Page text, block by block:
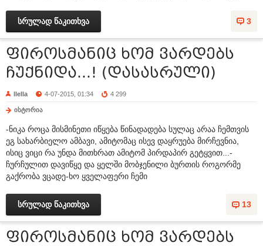
3
სრულად წაკითხვა
ფიროსმანიც ხომ ვარდებს
ჩუქნიდა...! (დასასრული)
llella 4-07-2015, 01:34 4 299
ისტორია
-ნიკა როცა მისმინეთი იწყება წინადადება სულაც არაა ჩემთვის
ეგ სახარბიელო ამბავი, ამიტომაც ისევ დაყრუება მირჩევნია,
ისიც ვიცი რა უნდა მითხრათ ამიტომ პირდაპირ გეტყვით...-
ჩურჩულით დავიწყე და ყელში მობჯენილი ბურთის როგორმე
გაქრობა ვცადე-ხო ყველაფერი ჩემი
13
სრულად წაკითხვა
ფიროსმანიც ხომ ვარდებს